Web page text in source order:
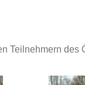
Teilnehmern des